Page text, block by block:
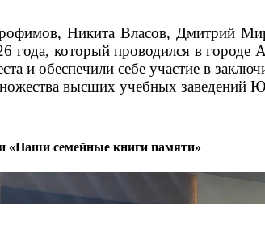
Никита Власов, Дмитрий
который проводился в городе
и обеспечили себе участие в
высших учебных заведений
«Наши семейные книги памяти»